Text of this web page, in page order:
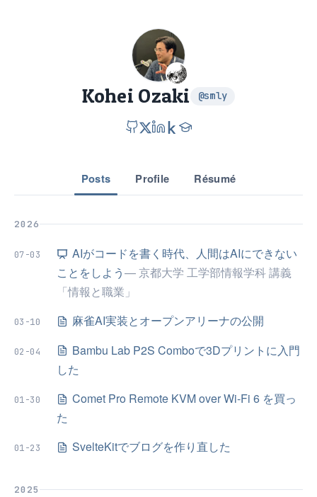
Kohei Ozaki @smly
Posts Profile Résumé
2026
07-03
AIがコードを書く時代、人間はAIにできない
ことをしよう— 京都大学 工学部情報学科 講義
「情報と職業」
03-10 麻雀AI実装とオープンアリーナの公開
02-04
Bambu Lab P2S Comboで3Dプリントに入門
した
01-30
Comet Pro Remote KVM over Wi-Fi 6 を買っ
た
01-23 SvelteKitでブログを作り直した
2025